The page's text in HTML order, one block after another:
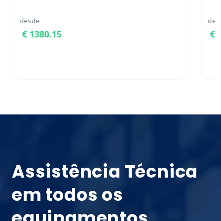
desde
1380.15
Assistência Técnica
em todos os